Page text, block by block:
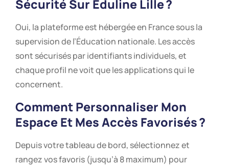
Sécurité Sur Eduline Lille?
Oui, la plateforme est hébergée en France sous la
supervision de l’Éducation nationale. Les accès
sont sécurisés par identifiants individuels, et
chaque profil ne voit que les applications qui le
concernent.
Comment Personnaliser Mon
Espace Et Mes Accès Favorisés ?
Depuis votre tableau de bord, sélectionnez et
rangez vos favoris (jusqu’à 8 maximum) pour